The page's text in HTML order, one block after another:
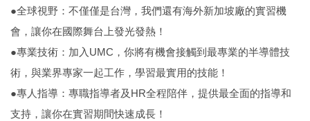
●全球視野：不僅僅是台灣，我們還有海外新加坡廠的實習機
會，讓你在國際舞台上發光發熱！
●專業技術：加入UMC，你將有機會接觸到最專業的半導體技
術，與業界專家一起工作，學習最實用的技能！
●專人指導：專職指導者及HR全程陪伴，提供最全面的指導和
支持，讓你在實習期間快速成長！